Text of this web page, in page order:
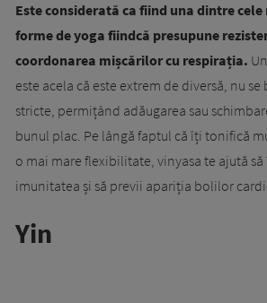
Este considerată ca fiind una dintre
forme de yoga fiindcă presupune
coordonarea mișcărilor cu respirația.
este acela că este extrem de diversă, nu se
stricte, permițând adăugarea sau
bunul plac. Pe lângă faptul că îți tonifică
o mai mare flexibilitate, vinyasa te ajută
imunitatea și să previi apariția bolilor
Yin